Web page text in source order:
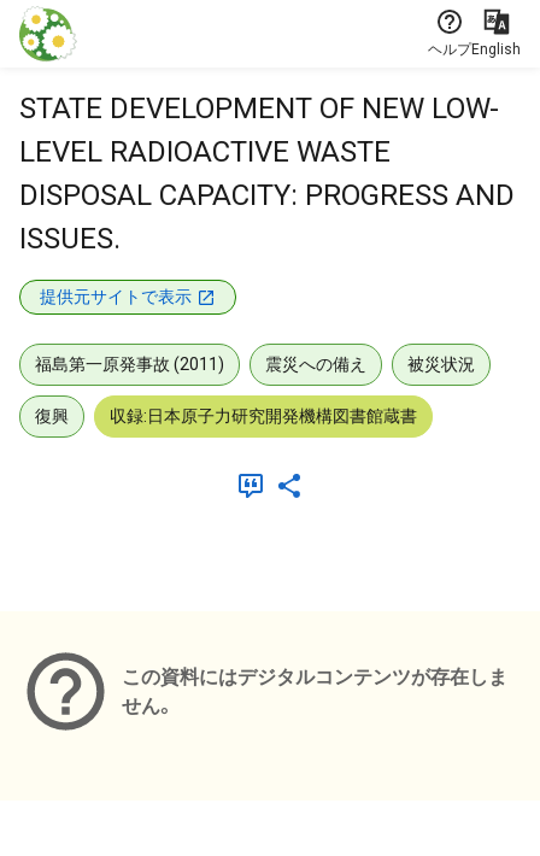
本文に飛ぶ
ヘルプEnglish
STATE DEVELOPMENT OF NEW LOW-
LEVEL RADIOACTIVE WASTE
DISPOSAL CAPACITY: PROGRESS AND
ISSUES.
提供元サイトで表示
福島第一原発事故 (2011) 震災への備え 被災状況
復興 収録:日本原子力研究開発機構図書館蔵書
この資料にはデジタルコンテンツが存在しま
せん。